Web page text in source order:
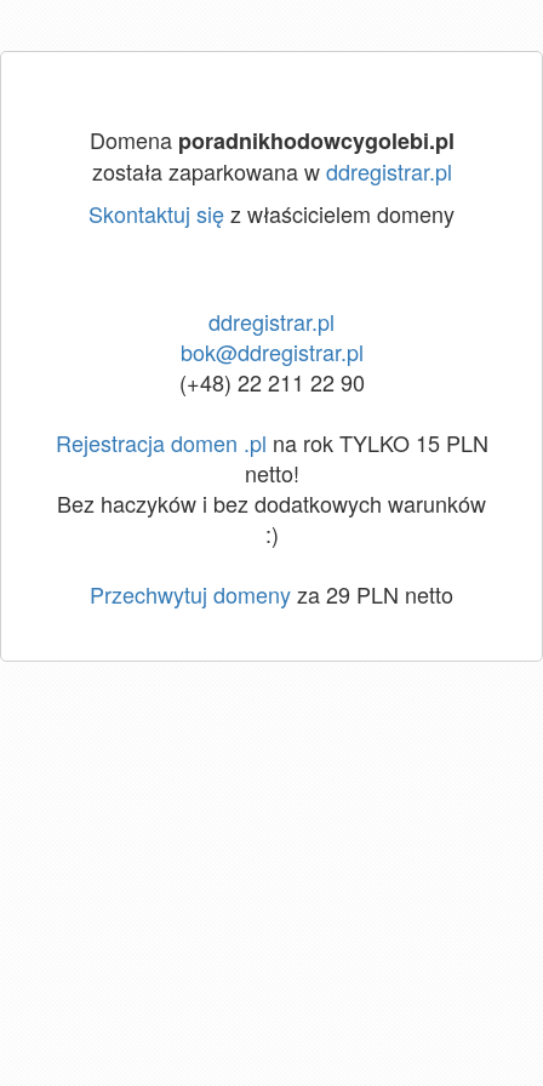
Domena poradnikhodowcygolebi.pl
została zaparkowana wddregistrar.pl
Skontaktuj sięz właścicielem domeny
ddregistrar.pl
bok@ddregistrar.pl
(+48) 22 211 22 90
Rejestracja domen .pl na rok TYLKO 15 PLN
netto!
Bez haczyków i bez dodatkowych warunków
:)
Przechwytuj domenyza 29 PLN netto